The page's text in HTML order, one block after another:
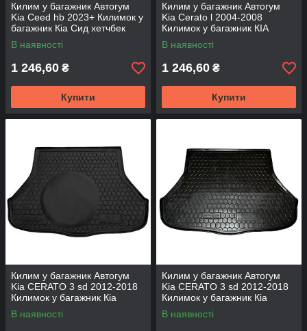
Килим у багажник Автогум
Kia Ceed hb 2023+ Килимок у
багажник Кіа Сид хетчбек
Авто килимок на Кіа
В наявності
1 246,60 ₴
Купити
Килим у багажник Автогум
Kia Cerato l 2004-2008
Килимок у багажник КІА
Церато 1 Автокилимок на Кіа
Черато 1
В наявності
1 246,60 ₴
Купити
Килим у багажник Автогум
Kia CERATO 3 sd 2012-2018
Килимок у багажник Кіа
Церато 2 седан Авто килимок
на Кіа Черато 2 MID TOP
В наявності
Килим у багажник Автогум
Kia CERATO 3 sd 2012-2018
Килимок у багажник Кіа
Церато 2 седан Авто килимок
на Кіа Черато 2 BASE
В наявності